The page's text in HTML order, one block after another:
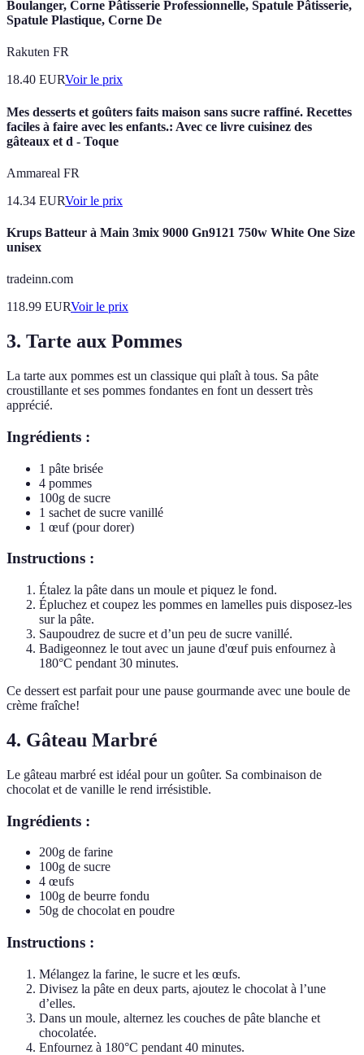
Boulanger, Corne Pâtisserie Professionnelle, Spatule Pâtisserie,
Spatule Plastique, Corne De
Rakuten FR
18.40 EURVoir le prix
Mes desserts et goûters faits maison sans sucre raffiné. Recettes
faciles à faire avec les enfants.: Avec ce livre cuisinez des
gâteaux et d - Toque
Ammareal FR
14.34 EURVoir le prix
Krups Batteur à Main 3mix 9000 Gn9121 750w White One Size
unisex
tradeinn.com
118.99 EURVoir le prix
3. Tarte aux Pommes
La tarte aux pommes est un classique qui plaît à tous. Sa pâte
croustillante et ses pommes fondantes en font un dessert très
apprécié.
Ingrédients :
1 pâte brisée
4 pommes
100g de sucre
1 sachet de sucre vanillé
1 œuf (pour dorer)
Instructions :
Étalez la pâte dans un moule et piquez le fond.
Épluchez et coupez les pommes en lamelles puis disposez-les
sur la pâte.
Saupoudrez de sucre et d’un peu de sucre vanillé.
Badigeonnez le tout avec un jaune d'œuf puis enfournez à
180°C pendant 30 minutes.
Ce dessert est parfait pour une pause gourmande avec une boule de
crème fraîche!
4. Gâteau Marbré
Le gâteau marbré est idéal pour un goûter. Sa combinaison de
chocolat et de vanille le rend irrésistible.
Ingrédients :
200g de farine
100g de sucre
4 œufs
100g de beurre fondu
50g de chocolat en poudre
Instructions :
Mélangez la farine, le sucre et les œufs.
Divisez la pâte en deux parts, ajoutez le chocolat à l’une
d’elles.
Dans un moule, alternez les couches de pâte blanche et
chocolatée.
Enfournez à 180°C pendant 40 minutes.